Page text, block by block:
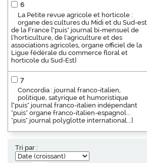
6
La Petite revue agricole et horticole :
organe des cultures du Midi et du Sud-est
de la France ["puis" journal bi-mensuel de
l'horticulture, de l'agriculture et des
associations agricoles, organe officiel de la
Ligue fédérale du commerce floral et
horticole du Sud-Est]
7
Concordia : journal franco-italien,
politique, satyrique et humoristique
["puis" journal franco-italien indépendant
"puis" organe franco-italien-espagnol...
"puis" journal polyglotte international...]
Tri par :